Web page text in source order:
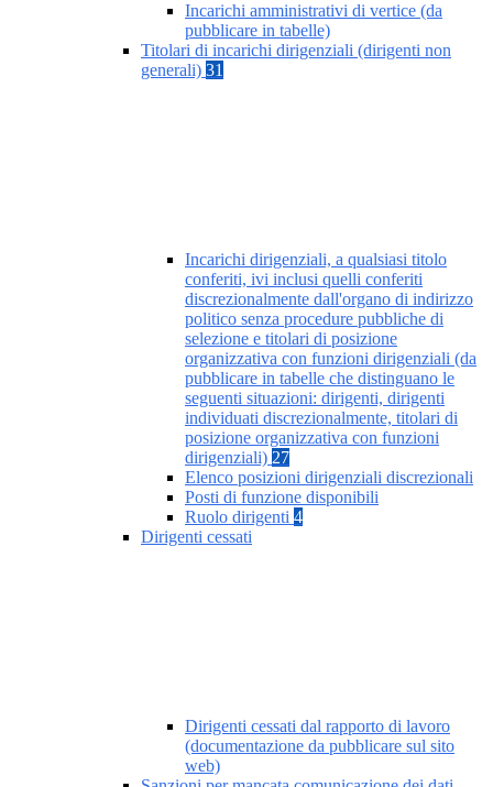
Incarichi amministrativi di vertice (da
pubblicare in tabelle)
Titolari di incarichi dirigenziali (dirigenti non
generali) 31
Incarichi dirigenziali, a qualsiasi titolo
conferiti, ivi inclusi quelli conferiti
discrezionalmente dall'organo di indirizzo
politico senza procedure pubbliche di
selezione e titolari di posizione
organizzativa con funzioni dirigenziali (da
pubblicare in tabelle che distinguano le
seguenti situazioni: dirigenti, dirigenti
individuati discrezionalmente, titolari di
posizione organizzativa con funzioni
dirigenziali) 27
Elenco posizioni dirigenziali discrezionali
Posti di funzione disponibili
Ruolo dirigenti 4
Dirigenti cessati
Dirigenti cessati dal rapporto di lavoro
(documentazione da pubblicare sul sito
web)